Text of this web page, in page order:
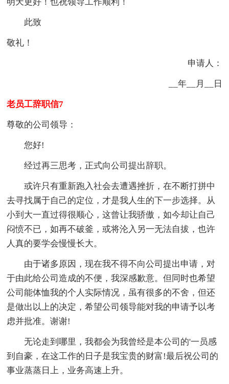
此致
敬礼！
申请人：
__年__月__日
老员工辞职信7
尊敬的公司领导：
您好!
经过再三思考，正式向公司提出辞职。
或许只有重新跑入社会去遭遇挫折，在不断打拼中
去寻找属于自己的定位，才是我人生的下一步选择。从
小到大一直过得很顺心，这曾让我骄傲，如今却让自己
闷愤不已，如再不破釜，或将沦入另一无法自拔，也许
人真的要学会慢慢长大。
由于诸多原因，现在我不得不向公司提出申请，对
于由此给公司造成的不便，我深感歉意。但同时也希望
公司能体恤我的个人实际情况，虽有很多的不舍，但还
是做出以上的决定，希望公司领导能对我的申请予以考
虑并批准。谢谢!
无论走到哪里，我都会为我曾经是本公司的'一员感
到自豪，在这工作的日子是我宝贵的财富!最后祝公司的
事业蒸蒸日上，业务高速上升。